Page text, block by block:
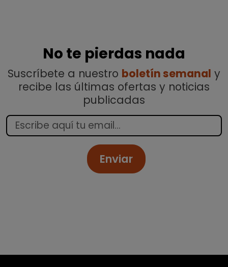
No te pierdas nada
Suscríbete a nuestro boletín semanal y
recibe las últimas ofertas y noticias
publicadas
Enviar